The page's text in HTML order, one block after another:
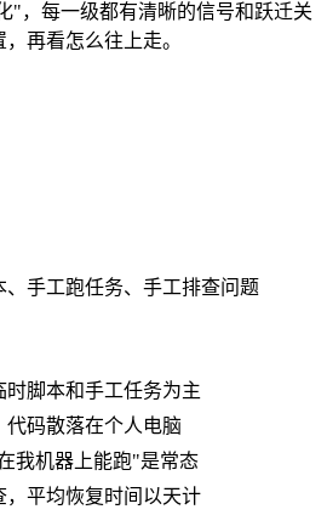
"，每一级都有清晰的信号和跃迁关
再看怎么往上走。
手工跑任务、手工排查问题
时脚本和手工任务为主
代码散落在个人电脑
我机器上能跑"是常态
，平均恢复时间以天计